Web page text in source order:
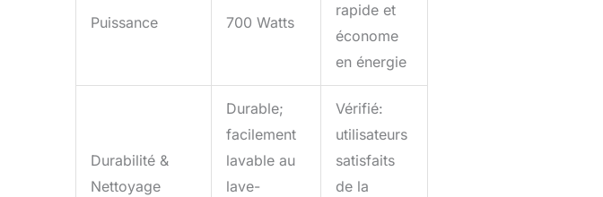
Puissance 700 Watts
rapide et
économe
en énergie
Durabilité &
Nettoyage
Durable;
facilement
lavable au
lave-
Vérifié:
utilisateurs
satisfaits
de la